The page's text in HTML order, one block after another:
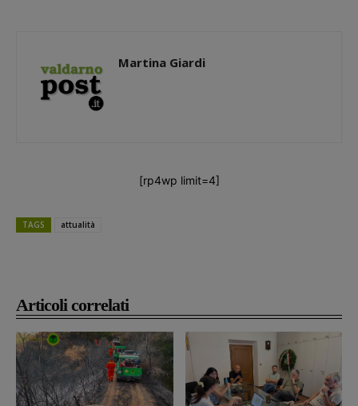
Articoli correlati
Martina Giardi
[rp4wp limit=4]
TAGS attualità